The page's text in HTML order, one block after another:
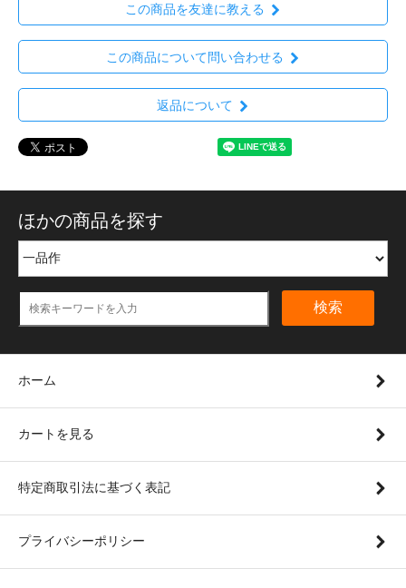
この商品を友達に教える
この商品について問い合わせる
返品について
ほかの商品を探す
検索
ホーム
カートを見る
特定商取引法に基づく表記
プライバシーポリシー